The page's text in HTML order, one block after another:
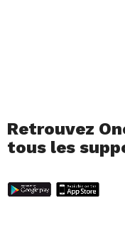
Retrouvez
tous les